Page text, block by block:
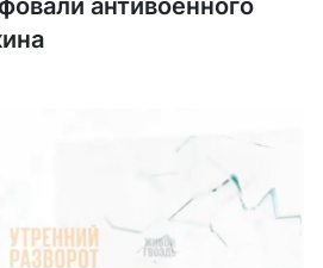
антивоенного